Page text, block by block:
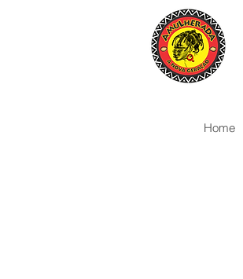
Home